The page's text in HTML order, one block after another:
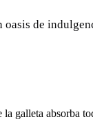
de
galleta absorba